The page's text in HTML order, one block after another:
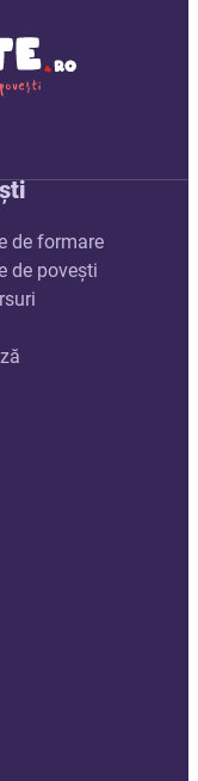
Xon LinkedIn
on X
de formare
de povești